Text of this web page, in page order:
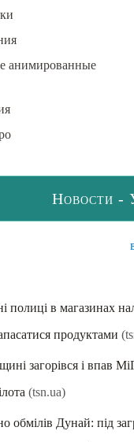
анимированные
Новости -
полиці в магазинах
продуктами
загорівся і впав
(tsn.ua)
обмілів Дунай: під